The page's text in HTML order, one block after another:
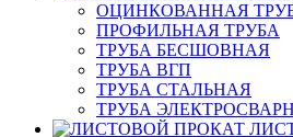
ОЦИНКОВАННАЯ
ПРОФИЛЬНАЯ ТРУБА
ТРУБА БЕСШОВНАЯ
ТРУБА ВГП
ТРУБА СТАЛЬНАЯ
ТРУБА